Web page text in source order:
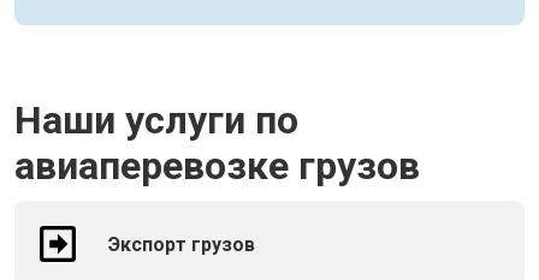
Наши услуги по
авиаперевозке грузов
Экспорт грузов